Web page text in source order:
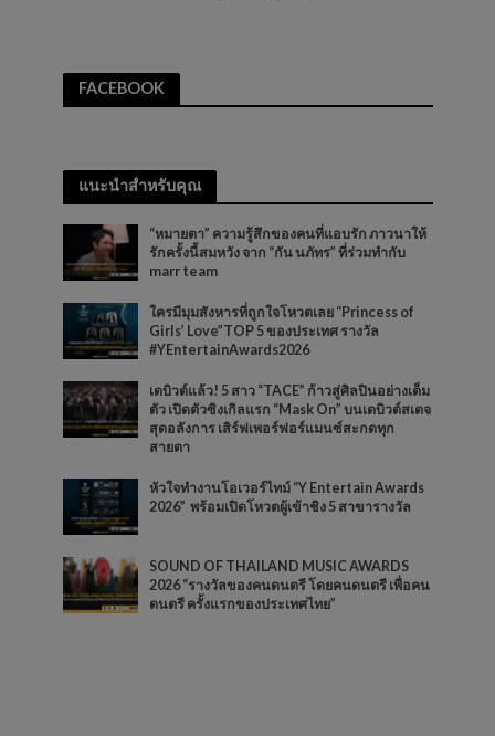
FACEBOOK
แนะนำสำหรับคุณ
“หมายตา” ความรู้สึกของคนที่แอบรัก ภาวนาให้
รักครั้งนี้สมหวัง จาก “กัน นภัทร” ที่ร่วมทำกับ
marr team
ใครมีมุมสังหารที่ถูกใจโหวตเลย “Princess of
Girls’ Love”TOP 5 ของประเทศ รางวัล
#YEntertainAwards2026
เดบิวต์แล้ว! 5 สาว “TACE” ก้าวสู่ศิลปินอย่างเต็ม
ตัว เปิดตัวซิงเกิลแรก “Mask On” บนเดบิวต์สเตจ
สุดอลังการ เสิร์ฟเพอร์ฟอร์แมนซ์สะกดทุก
สายตา
หัวใจทำงานโอเวอร์ไทม์ “Y Entertain Awards
2026” พร้อมเปิดโหวตผู้เข้าชิง 5 สาขารางวัล
SOUND OF THAILAND MUSIC AWARDS
2026 “รางวัลของคนดนตรี โดยคนดนตรี เพื่อคน
ดนตรี ครั้งแรกของประเทศไทย”